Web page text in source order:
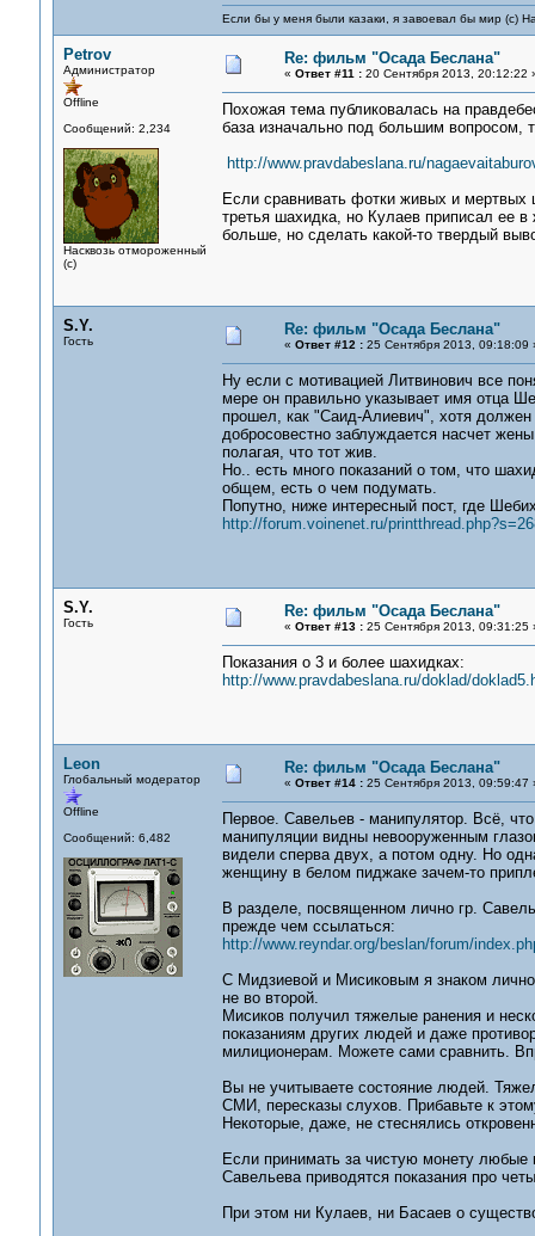
Если бы у меня были казаки, я завоевал бы мир (с)
Petrov
Администратор
Offline
Сообщений: 2,234
Насквозь отмороженный
(с)
Re: фильм "Осада Беслана"
« Ответ #11 :20 Сентября 2013, 20:12:22
Похожая тема публиковалась на
база изначально под большим вопросом,
http://www.pravdabeslana.ru/
Если сравнивать фотки живых и
третья шахидка, но Кулаев приписал ее
больше, но сделать какой-то твердый
S.Y.
Гость
Re: фильм "Осада Беслана"
« Ответ #12 :25 Сентября 2013, 09:18:09
Ну если с мотивацией Литвинович все
мере он правильно указывает имя отца
прошел, как "Саид-Алиевич", хотя
добросовестно заблуждается насчет
полагая, что тот жив.
Но.. есть много показаний о том, что
общем, есть о чем подумать.
Попутно, ниже интересный пост, где
http://forum.voinenet.ru/
S.Y.
Гость
Re: фильм "Осада Беслана"
« Ответ #13 :25 Сентября 2013, 09:31:25
Показания о 3 и более шахидках:
http://www.pravdabeslana.ru/doklad/
Leon
Глобальный модератор
Offline
Сообщений: 6,482
Re: фильм "Осада Беслана"
« Ответ #14 :25 Сентября 2013, 09:59:47
Первое. Савельев - манипулятор. Всё,
манипуляции видны невооруженным
видели сперва двух, а потом одну. Но
женщину в белом пиджаке зачем-то
В разделе, посвященном лично гр.
прежде чем ссылаться:
http://www.reyndar.org/beslan/forum/
С Мидзиевой и Мисиковым я знаком
не во второй.
Мисиков получил тяжелые ранения и
показаниям других людей и даже
милиционерам. Можете сами сравнить.
Вы не учитываете состояние людей.
СМИ, пересказы слухов. Прибавьте к
Некоторые, даже, не стеснялись
Если принимать за чистую монету любые
Савельева приводятся показания про
При этом ни Кулаев, ни Басаев о